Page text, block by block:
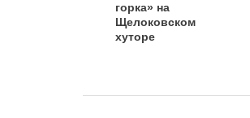
горка» на
Щелоковском
хуторе